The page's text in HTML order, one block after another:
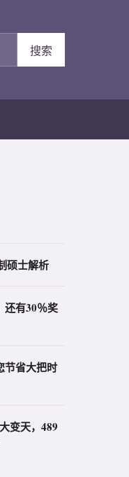
搜索
硕士解析
还有30％奖
节省大把时
变天，489